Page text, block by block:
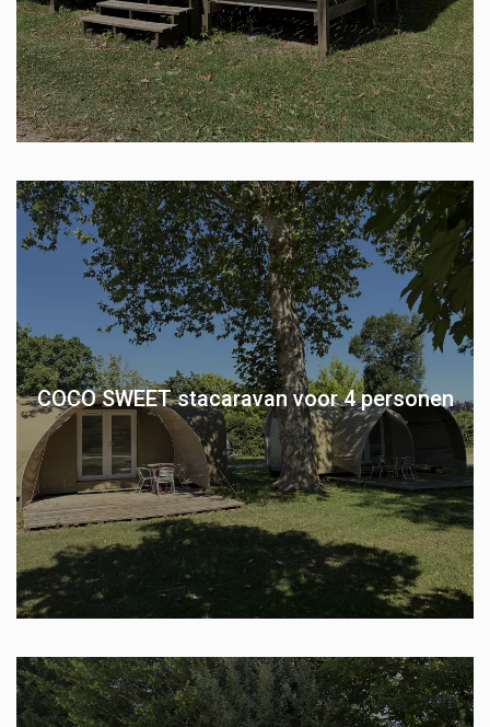
COCO SWEET stacaravan voor 4 personen